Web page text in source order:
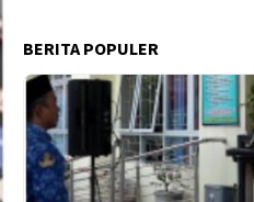
BERITA POPULER